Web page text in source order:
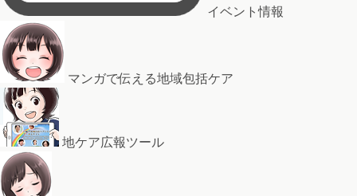
イベント情報
マンガで伝える地域包括ケア
地ケア広報ツール